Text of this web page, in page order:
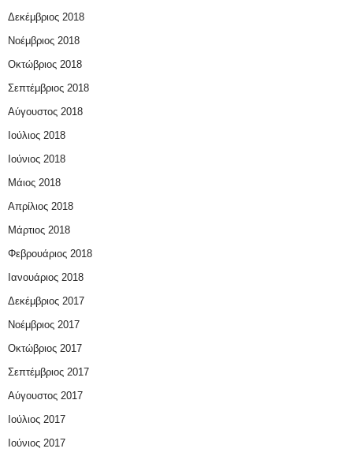
Δεκέμβριος 2018
Νοέμβριος 2018
Οκτώβριος 2018
Σεπτέμβριος 2018
Αύγουστος 2018
Ιούλιος 2018
Ιούνιος 2018
Μάιος 2018
Απρίλιος 2018
Μάρτιος 2018
Φεβρουάριος 2018
Ιανουάριος 2018
Δεκέμβριος 2017
Νοέμβριος 2017
Οκτώβριος 2017
Σεπτέμβριος 2017
Αύγουστος 2017
Ιούλιος 2017
Ιούνιος 2017